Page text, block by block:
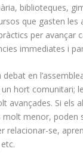
biblioteques,
que gasten les
per avançar
immediates i
en
hort comunitari;
avançades. Si
menor,
relacionar-se,